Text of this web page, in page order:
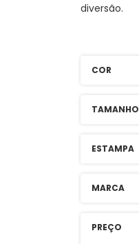
diversão.
COR
TAMANHO
ESTAMPA
MARCA
PREÇO